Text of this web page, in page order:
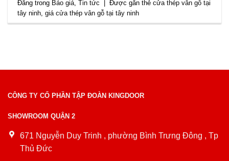
Đăng trong Báo giá,Tin tức Được gắn thẻcửa thép vân gỗ tại
tây ninh,giá cửa thép vân gỗ tại tây ninh
CÔNG TY CỔ PHẦN TẬP ĐOÀN KINGDOOR
SHOWROOM QUẬN 2
671 Nguyễn Duy Trinh , phường Bình Trưng Đông , Tp
Thủ Đức